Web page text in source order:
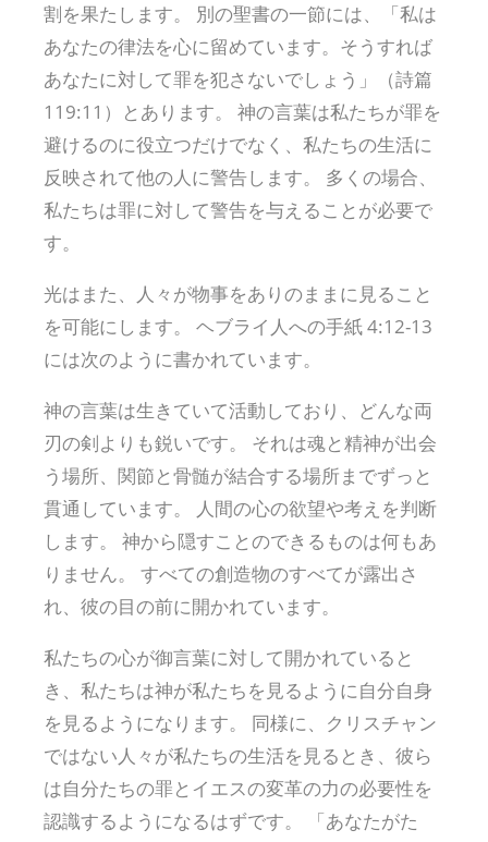
割を果たします。 別の聖書の一節には、「私は
あなたの律法を心に留めています。そうすれば
あなたに対して罪を犯さないでしょう」（詩篇
119:11）とあります。 神の言葉は私たちが罪を
避けるのに役立つだけでなく、私たちの生活に
反映されて他の人に警告します。 多くの場合、
私たちは罪に対して警告を与えることが必要で
す。
光はまた、人々が物事をありのままに見ること
を可能にします。 ヘブライ人への手紙 4:12-13
には次のように書かれています。
神の言葉は生きていて活動しており、どんな両
刃の剣よりも鋭いです。 それは魂と精神が出会
う場所、関節と骨髄が結合する場所までずっと
貫通しています。 人間の心の欲望や考えを判断
します。 神から隠すことのできるものは何もあ
りません。 すべての創造物のすべてが露出さ
れ、彼の目の前に開かれています。
私たちの心が御言葉に対して開かれていると
き、私たちは神が私たちを見るように自分自身
を見るようになります。 同様に、クリスチャン
ではない人々が私たちの生活を見るとき、彼ら
は自分たちの罪とイエスの変革の力の必要性を
認識するようになるはずです。 「あなたがた